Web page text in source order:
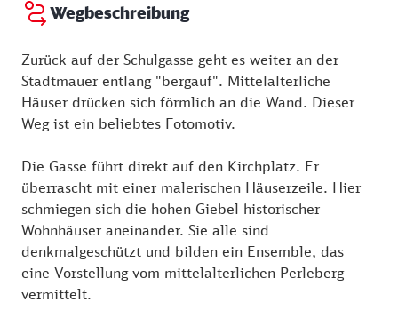
Fotosammlung zur Perleberger Geschichte, eine
Münz- und Siegelsammlung sowie über eine
reichhaltige Bibliothek zur Regionalgeschichte.
Wegbeschreibung
Zurück auf der Schulgasse geht es weiter an der
Stadtmauer entlang "bergauf". Mittelalterliche
Häuser drücken sich förmlich an die Wand. Dieser
Weg ist ein beliebtes Fotomotiv.
Die Gasse führt direkt auf den Kirchplatz. Er
überrascht mit einer malerischen Häuserzeile. Hier
schmiegen sich die hohen Giebel historischer
Wohnhäuser aneinander. Sie alle sind
denkmalgeschützt und bilden ein Ensemble, das
eine Vorstellung vom mittelalterlichen Perleberg
vermittelt.